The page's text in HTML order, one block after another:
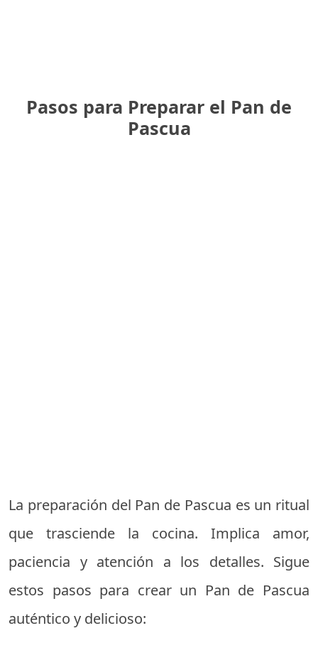
Pasos para Preparar el Pan de
Pascua
La preparación del Pan de Pascua es un ritual
que trasciende la cocina. Implica amor,
paciencia y atención a los detalles. Sigue
estos pasos para crear un Pan de Pascua
auténtico y delicioso: